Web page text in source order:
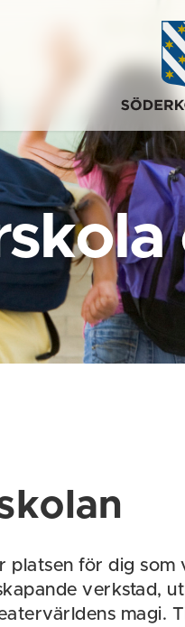
platsen för dig
verkstad,
magi.